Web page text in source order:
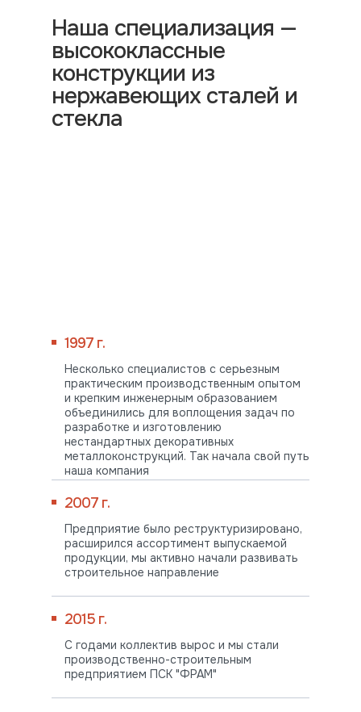
Наша специализация —
высококлассные
конструкции из
нержавеющих сталей и
стекла
1997 г.
Несколько специалистов с серьезным
практическим производственным опытом
и крепким инженерным образованием
объединились для воплощения задач по
разработке и изготовлению
нестандартных декоративных
металлоконструкций. Так начала свой путь
наша компания
2007 г.
Предприятие было реструктуризировано,
расширился ассортимент выпускаемой
продукции, мы активно начали развивать
строительное направление
2015 г.
С годами коллектив вырос и мы стали
производственно-строительным
предприятием ПСК "ФРАМ"